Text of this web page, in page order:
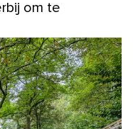
om te